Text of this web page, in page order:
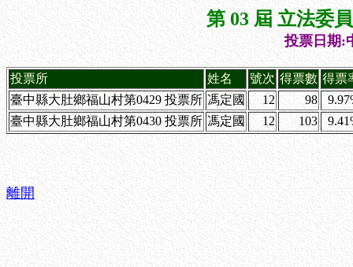
第 03 屆 立法委
投票日期:
投票所 姓名 號次 得票數 得票
臺中縣大肚鄉福山村第0429 投票所 馮定國 12 98
臺中縣大肚鄉福山村第0430 投票所 馮定國 12 103
離開